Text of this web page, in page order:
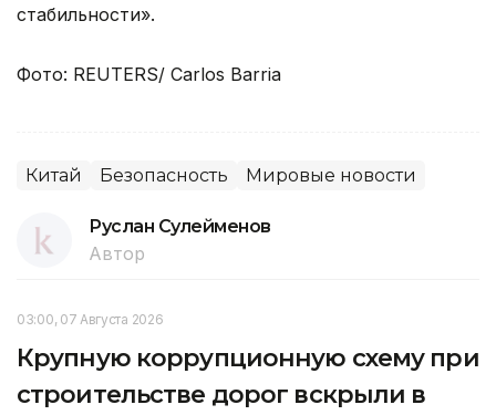
стабильности».
Фото: REUTERS/ Carlos Barria
Китай Безопасность Мировые новости
Руслан Сулейменов
Автор
03:00, 07 Августа 2026
Крупную коррупционную схему при
строительстве дорог вскрыли в